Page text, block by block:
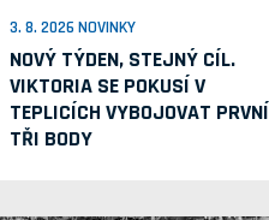
3. 8. 2026 NOVINKY
NOVÝ TÝDEN, STEJNÝ CÍL.
VIKTORIA SE POKUSÍ V
TEPLICÍCH VYBOJOVAT PRVNÍ
TŘI BODY